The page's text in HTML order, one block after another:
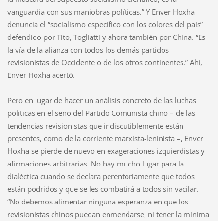
vanguardia con sus maniobras políticas.” Y Enver Hoxha
denuncia el “socialismo específico con los colores del país”
defendido por Tito, Togliatti y ahora también por China. “Es
la vía de la alianza con todos los demás partidos
revisionistas de Occidente o de los otros continentes.” Ahí,
Enver Hoxha acertó.
Pero en lugar de hacer un análisis concreto de las luchas
políticas en el seno del Partido Comunista chino – de las
tendencias revisionistas que indiscutiblemente están
presentes, como de la corriente marxista-leninista –, Enver
Hoxha se pierde de nuevo en exageraciones izquierdistas y
afirmaciones arbitrarias. No hay mucho lugar para la
dialéctica cuando se declara perentoriamente que todos
están podridos y que se les combatirá a todos sin vacilar.
“No debemos alimentar ninguna esperanza en que los
revisionistas chinos puedan enmendarse, ni tener la mínima